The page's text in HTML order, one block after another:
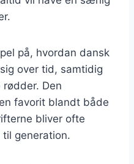
på, hvordan dansk
over tid, samtidig
Den
favorit blandt både
bliver ofte
generation.